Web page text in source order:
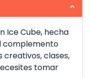
Ice Cube, hecha
complemento
clases,
tomar